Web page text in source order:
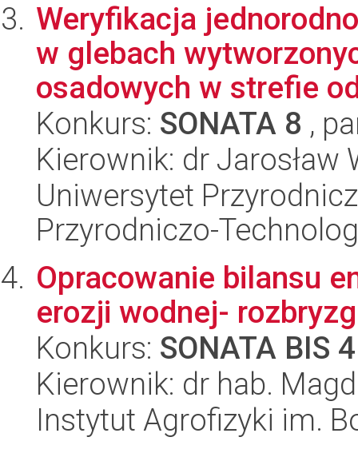
Weryfikacja
w glebach
osadowych w strefie
Konkurs: SONATA 8 ,
Kierownik: dr Jarosław
Uniwersytet
Przyrodniczo-
Opracowanie bilansu
erozji wodnej-
Konkurs: SONATA BIS 4
Kierownik: dr hab.
Instytut Agrofizyki im.